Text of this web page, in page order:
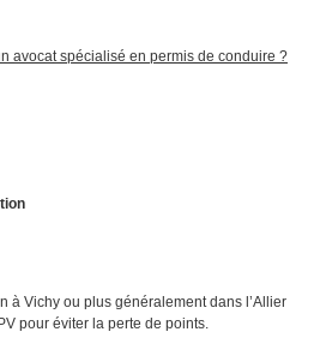
avocat spécialisé en permis de conduire ?
à Vichy ou plus généralement dans l’Allier
pour éviter la perte de points.